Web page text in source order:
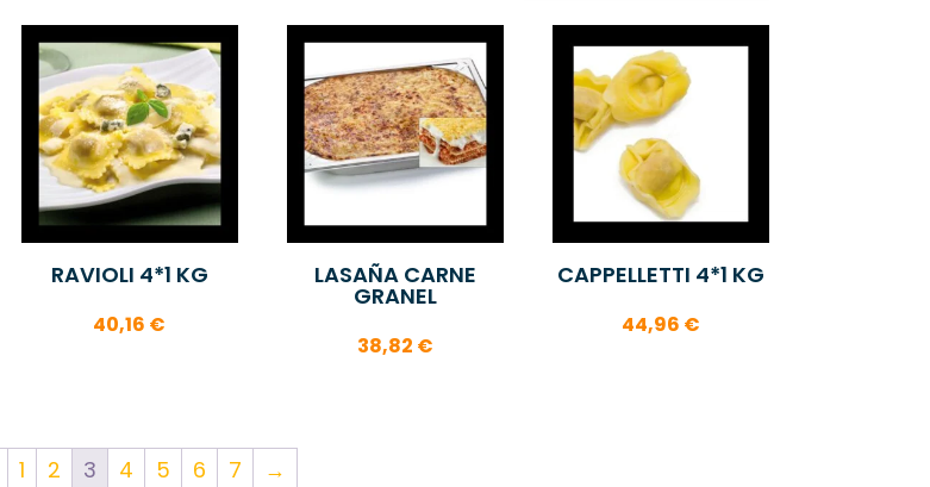
RAVIOLI 4*1 KG
40,16 €
LASAÑA CARNE
GRANEL
38,82 €
CAPPELLETTI 4*1 KG
44,96 €
1 2 3 4 5 6 7 →